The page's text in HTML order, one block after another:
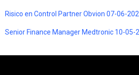
Risico en Control Partner Obvion 07-06-
Senior Finance Manager Medtronic 10-05-